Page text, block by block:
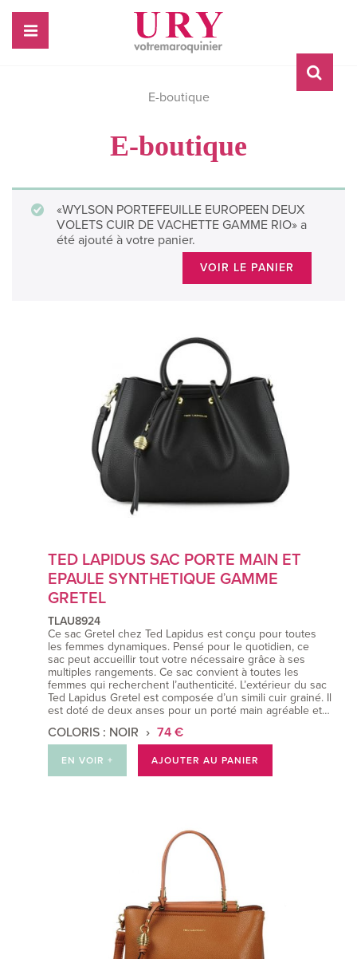
E-boutique
E-boutique
«WYLSON PORTEFEUILLE EUROPEEN DEUX
VOLETS CUIR DE VACHETTE GAMME RIO» a
été ajouté à votre panier.
VOIR LE PANIER
TED LAPIDUS SAC PORTE MAIN ET
EPAULE SYNTHETIQUE GAMME
GRETEL
TLAU8924
Ce sac Gretel chez Ted Lapidus est conçu pour toutes
les femmes dynamiques. Pensé pour le quotidien, ce
sac peut accueillir tout votre nécessaire grâce à ses
multiples rangements. Ce sac convient à toutes les
femmes qui recherchent l’authenticité. L’extérieur du sac
Ted Lapidus Gretel est composée d’un simili cuir grainé. Il
est doté de deux anses pour un porté main agréable et…
COLORIS : NOIR 74 €
EN VOIR + AJOUTER AU PANIER